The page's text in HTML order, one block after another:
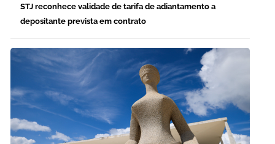
STJ reconhece validade de tarifa de adiantamento a
depositante prevista em contrato